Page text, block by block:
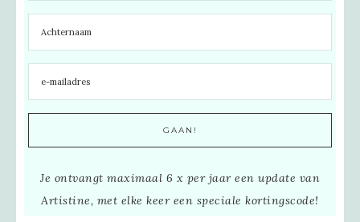
Je ontvangt maximaal 6 x per jaar een update van
Artistine, met elke keer een speciale kortingscode!